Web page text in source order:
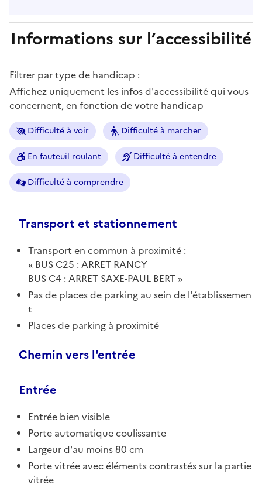
Informations sur l’accessibilité
Filtrer par type de handicap :
Affichez uniquement les infos d'accessibilité qui vous
concernent, en fonction de votre handicap
Difficulté à voir Difficulté à marcher
En fauteuil roulant Difficulté à entendre
Difficulté à comprendre
Transport et stationnement
Transport en commun à proximité :
BUS C25 : ARRET RANCY
BUS C4 : ARRET SAXE-PAUL BERT
Pas de places de parking au sein de l'établissemen
t
Places de parking à proximité
Chemin vers l'entrée
Entrée
Entrée bien visible
Porte automatique coulissante
Largeur d'au moins 80 cm
Porte vitrée avec éléments contrastés sur la partie
vitrée